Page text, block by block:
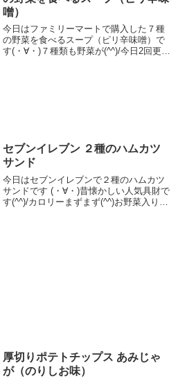
す。
噌）
今日はファミリーマートで購入した７種
の野菜を食べるスープ（ピリ辛味噌）で
す(・∀・)７種類も野菜が(^^)/今日2回更新
セブンイレブン ２種のハムカツ
サンド
今日はセブンイレブンで２種のハムカツ
サンドです (・∀・)昔懐かしい人気具財で
す(^^)/カロリーまずまず(^^)お野菜入り
厚切りポテトチップス あみじゃ
が（のりしお味）